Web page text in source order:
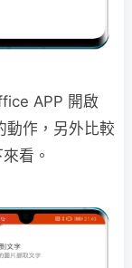
APP 開啟
動作，另外比較
看。